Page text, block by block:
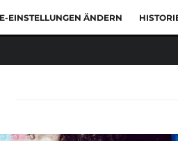
EINSTELLUNGEN ÄNDERN